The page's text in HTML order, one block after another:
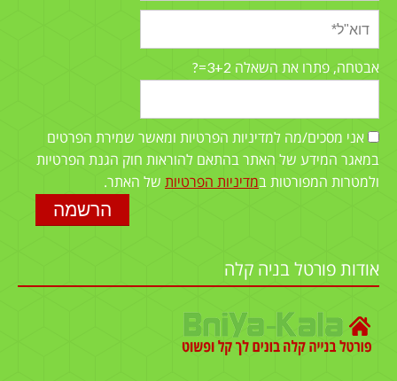
אבטחה, פתרו את השאלה 3+2=?
אני מסכים/מה למדיניות הפרטיות ומאשר שמירת הפרטים
במאגר המידע של האתר בהתאם להוראות חוק הגנת הפרטיות
ולמטרות המפורטות במדיניות הפרטיות של האתר.
אודות פורטל בניה קלה